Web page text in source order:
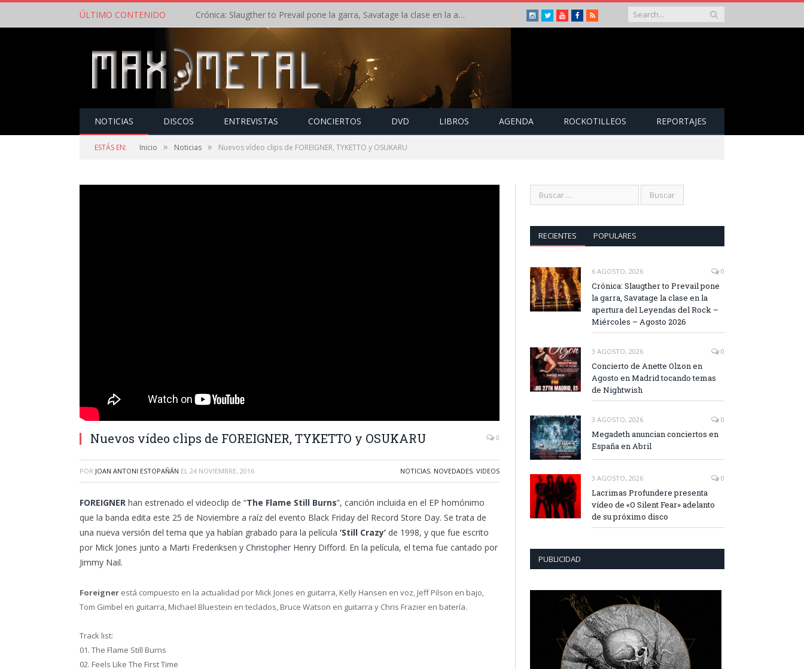
ÚLTIMO CONTENIDO Crónica: Slaugther to Prevail pone la garra, Savatage la clase en la apertura del Leyendas del Rock – Miércoles – Agosto 2026 Instagram
TwitterYoutubeFacebook
RSS
NOTICIAS DISCOS ENTREVISTAS CONCIERTOS DVD LIBROS AGENDA ROCKOTILLEOS REPORTAJES
ESTÁS EN: Inicio » Noticias » Nuevos vídeo clips de FOREIGNER, TYKETTO y OSUKARU
Nuevos vídeo clips de FOREIGNER, TYKETTO y OSUKARU 0
POR JOAN ANTONI ESTOPAÑÁN EL 24 NOVIEMBRE, 2016 NOTICIAS, NOVEDADES, VIDEOS
FOREIGNER han estrenado el videoclip de “The Flame Still Burns”, canción incluida en el EP homónimo
que la banda edita este 25 de Noviembre a raíz del evento Black Friday del Record Store Day. Se trata de
una nueva versión del tema que ya habían grabado para la película ‘Still Crazy’ de 1998, y que fue escrito
por Mick Jones junto a Marti Frederiksen y Christopher Henry Difford. En la película, el tema fue cantado por
Jimmy Nail.
Foreigner está compuesto en la actualidad por Mick Jones en guitarra, Kelly Hansen en voz, Jeff Pilson en bajo,
Tom Gimbel en guitarra, Michael Bluestein en teclados, Bruce Watson en guitarra y Chris Frazier en batería.
Track list:
01. The Flame Still Burns
02. Feels Like The First Time
RECIENTES POPULARES
6 AGOSTO, 2026 0
Crónica: Slaugther to Prevail pone
la garra, Savatage la clase en la
apertura del Leyendas del Rock –
Miércoles – Agosto 2026
3 AGOSTO, 2026 0
Concierto de Anette Olzon en
Agosto en Madrid tocando temas
de Nightwish
3 AGOSTO, 2026 0
Megadeth anuncian conciertos en
España en Abril
3 AGOSTO, 2026 0
Lacrimas Profundere presenta
vídeo de «O Silent Fear» adelanto
de su próximo disco
PUBLICIDAD